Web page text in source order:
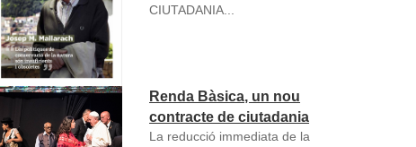
CIUTADANIA...
Renda Bàsica, un nou
contracte de ciutadania
La reducció immediata de la